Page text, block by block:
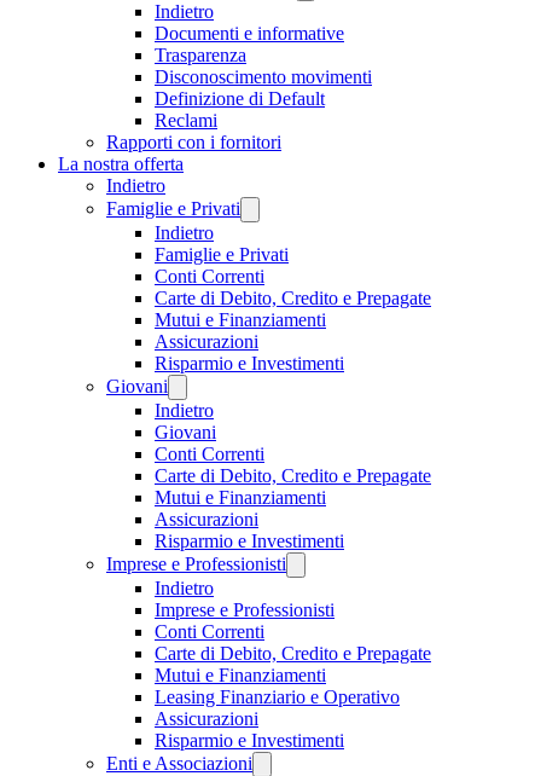
Indietro
Documenti e informative
Trasparenza
Disconoscimento movimenti
Definizione di Default
Reclami
Rapporti con i fornitori
La nostra offerta
Indietro
Famiglie e Privati
Indietro
Famiglie e Privati
Conti Correnti
Carte di Debito, Credito e Prepagate
Mutui e Finanziamenti
Assicurazioni
Risparmio e Investimenti
Giovani
Indietro
Giovani
Conti Correnti
Carte di Debito, Credito e Prepagate
Mutui e Finanziamenti
Assicurazioni
Risparmio e Investimenti
Imprese e Professionisti
Indietro
Imprese e Professionisti
Conti Correnti
Carte di Debito, Credito e Prepagate
Mutui e Finanziamenti
Leasing Finanziario e Operativo
Assicurazioni
Risparmio e Investimenti
Enti e Associazioni